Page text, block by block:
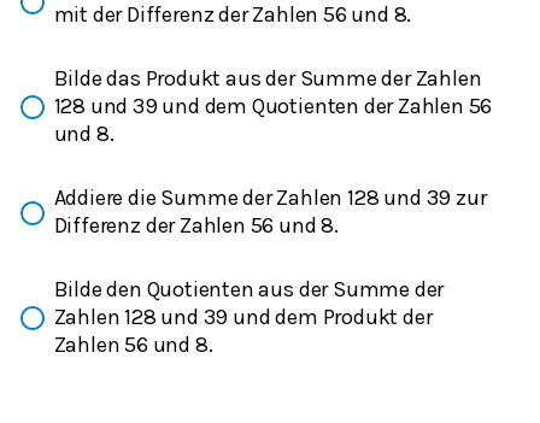
mit der Differenz der Zahlen 56 und 8.
Bilde das Produkt aus der Summe der Zahlen
128 und 39 und dem Quotienten der Zahlen 56
und 8.
Addiere die Summe der Zahlen 128 und 39 zur
Differenz der Zahlen 56 und 8.
Bilde den Quotienten aus der Summe der
Zahlen 128 und 39 und dem Produkt der
Zahlen 56 und 8.